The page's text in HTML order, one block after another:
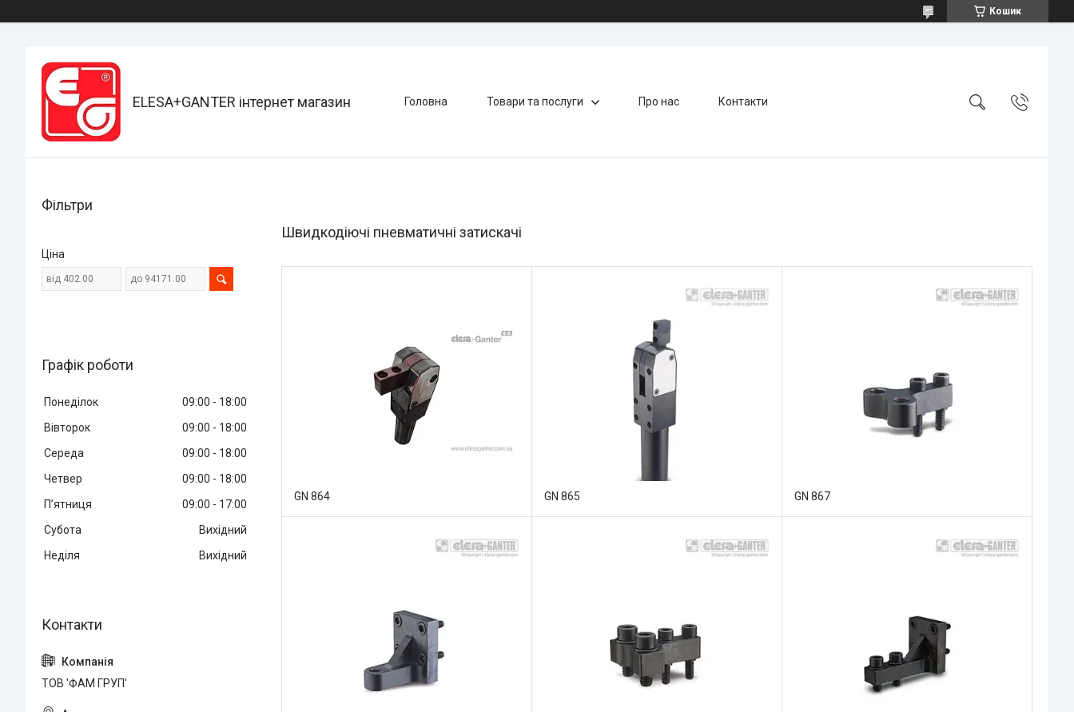
Кошик
ELESA+GANTER інтернет магазин Головна Товари та послуги Про нас Контакти
Швидкодіючі пневматичні затискачі
GN 864 GN 865 GN 867
Фільтри
Ціна
Графік роботи
Понеділок 09:00
18:00
Вівторок
09:00
18:00
Середа
09:00
18:00
Четвер
09:00
18:00
Пʼятниця
09:00
17:00
Субота
Вихідний
Неділя
Вихідний
ТОВ 'ФАМ ГРУП'